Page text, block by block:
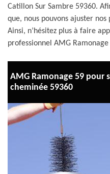
Catillon Sur Sambre 59360.
que, nous pouvons ajuster
Ainsi, n’hésitez plus à faire
professionnel AMG Ramonage
AMG Ramonage 59 pour
cheminée 59360